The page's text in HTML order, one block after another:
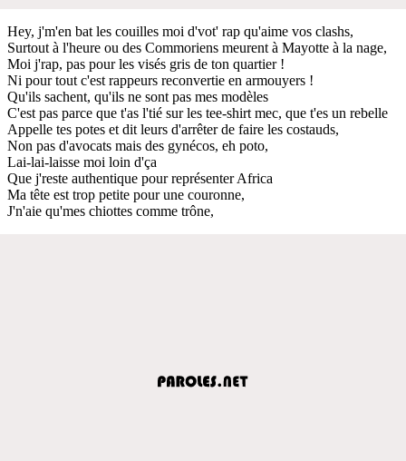
Hey, j'm'en bat les couilles moi d'vot' rap qu'aime vos clashs,
Surtout à l'heure ou des Commoriens meurent à Mayotte à la nage,
Moi j'rap, pas pour les visés gris de ton quartier !
Ni pour tout c'est rappeurs reconvertie en armouyers !
Qu'ils sachent, qu'ils ne sont pas mes modèles
C'est pas parce que t'as l'tié sur les tee-shirt mec, que t'es un rebelle
Appelle tes potes et dit leurs d'arrêter de faire les costauds,
Non pas d'avocats mais des gynécos, eh poto,
Lai-lai-laisse moi loin d'ça
Que j'reste authentique pour représenter Africa
Ma tête est trop petite pour une couronne,
J'n'aie qu'mes chiottes comme trône,